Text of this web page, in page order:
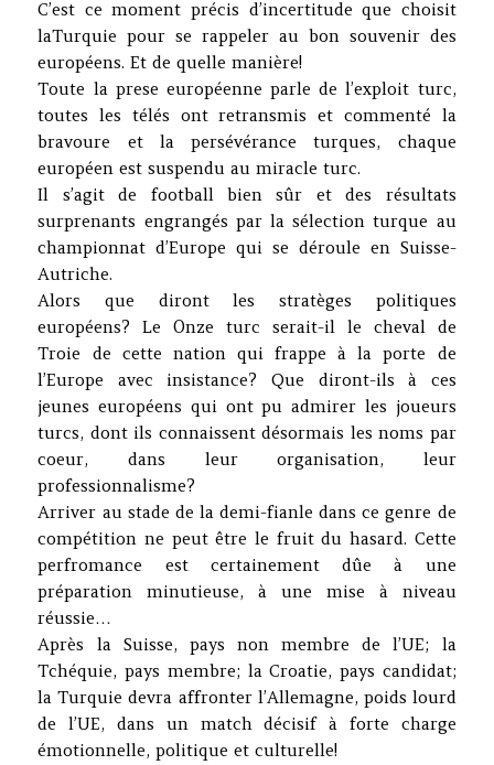
C’est ce moment précis d’incertitude que choisit
laTurquie pour se rappeler au bon souvenir des
européens. Et de quelle manière!
Toute la prese européenne parle de l’exploit turc,
toutes les télés ont retransmis et commenté la
bravoure et la persévérance turques, chaque
européen est suspendu au miracle turc.
Il s’agit de football bien sûr et des résultats
surprenants engrangés par la sélection turque au
championnat d’Europe qui se déroule en Suisse-
Autriche.
Alors que diront les stratèges politiques
européens? Le Onze turc serait-il le cheval de
Troie de cette nation qui frappe à la porte de
l’Europe avec insistance? Que diront-ils à ces
jeunes européens qui ont pu admirer les joueurs
turcs, dont ils connaissent désormais les noms par
coeur, dans leur organisation, leur
professionnalisme?
Arriver au stade de la demi-fianle dans ce genre de
compétition ne peut être le fruit du hasard. Cette
perfromance est certainement dûe à une
préparation minutieuse, à une mise à niveau
réussie…
Après la Suisse, pays non membre de l’UE; la
Tchéquie, pays membre; la Croatie, pays candidat;
la Turquie devra affronter l’Allemagne, poids lourd
de l’UE, dans un match décisif à forte charge
émotionnelle, politique et culturelle!